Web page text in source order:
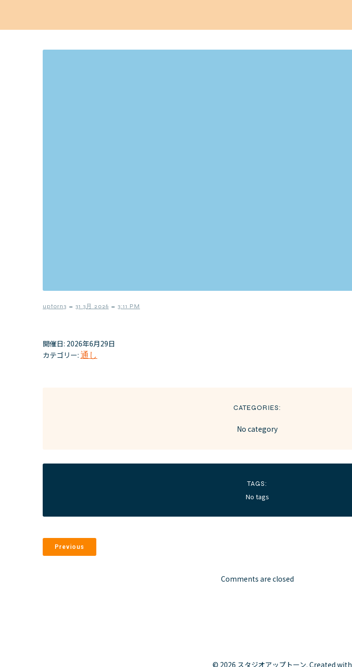
uptorn3 – 31 3月 2026 – 3:11 PM
開催日: 2026年6月29日
カテゴリー: 通し
CATEGORIES:
No category
TAGS:
No tags
Previous
Comments are closed
© 2026 スタジオアップトーン. Created with